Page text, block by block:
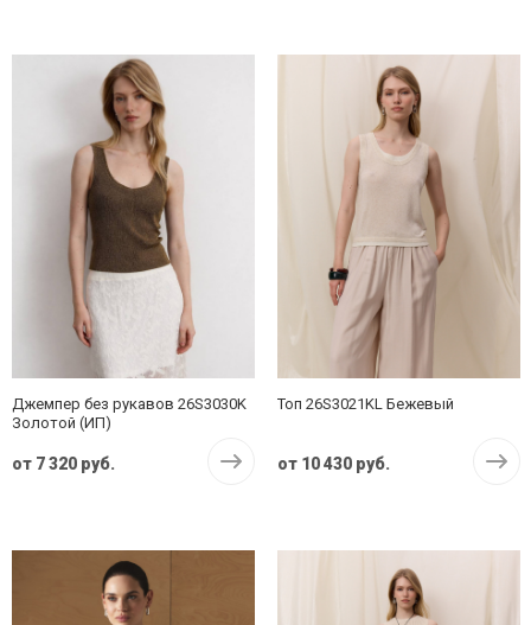
Джемпер без рукавов 26S3030K
Золотой (ИП)
от 7 320 руб.
Топ 26S3021KL Бежевый
от 10 430 руб.